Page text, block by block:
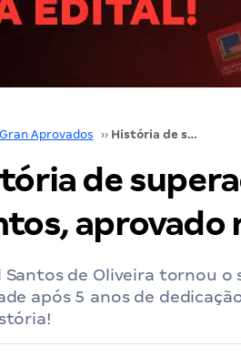
Gran Aprovados ›› História de superação: conheça Daniel Santos, aprovado na PMBA!
de
aprovado
Santos de Oliveira tornou o
após 5 anos de